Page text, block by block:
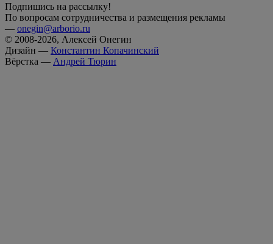
Подпишись на рассылку!
По вопросам сотрудничества и размещения рекламы
— onegin@arborio.ru
© 2008-2026, Алексей Онегин
Дизайн — Константин Копачинский
Вёрстка — Андрей Тюрин